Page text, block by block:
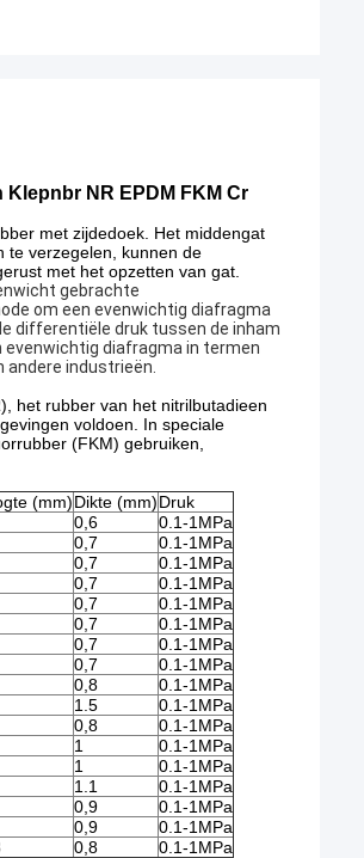
NR EPDM FKM Cr
met zijdedoek. Het middengat
te verzegelen, kunnen de
met het opzetten van gat.
gebrachte
om een evenwichtig diafragma
differentiële druk tussen de inham
evenwichtig diafragma in termen
industrieën.
het rubber van het nitrilbutadieen
voldoen. In speciale
(FKM) gebruiken,
(mm)Dikte (mm)Druk
0,6
0.1-1MPa
0,7
0.1-1MPa
0,7
0.1-1MPa
0,7
0.1-1MPa
0,7
0.1-1MPa
0,7
0.1-1MPa
0,7
0.1-1MPa
0,7
0.1-1MPa
0,8
0.1-1MPa
1.5
0.1-1MPa
0,8
0.1-1MPa
1
0.1-1MPa
1
0.1-1MPa
1.1
0.1-1MPa
0,9
0.1-1MPa
0,9
0.1-1MPa
0,8
0.1-1MPa